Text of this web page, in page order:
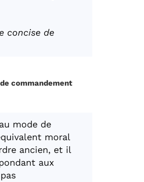
concise de
commandement
mode de
moral
ancien, et il
aux